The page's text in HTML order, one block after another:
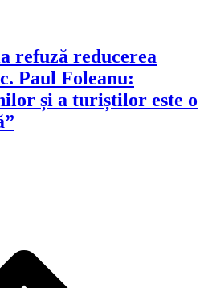
refuză reducerea
Paul Foleanu:
și a turiștilor este o